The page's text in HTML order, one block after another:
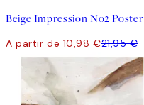
Beige Impression No2 Poster
A partir de 10,98 €21,95 €